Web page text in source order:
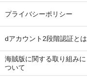
プライバシーポリシー
dアカウント2段階認証とは
海賊版に関する取り組みに
ついて